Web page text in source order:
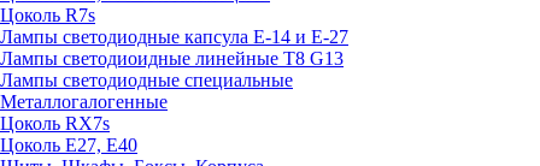
Цоколь R7s
Лампы светодиодные капсула Е-14 и Е-27
Лампы светодиоидные линейные T8 G13
Лампы светодиодные специальные
Металлогалогенные
Цоколь RX7s
Цоколь Е27, E40